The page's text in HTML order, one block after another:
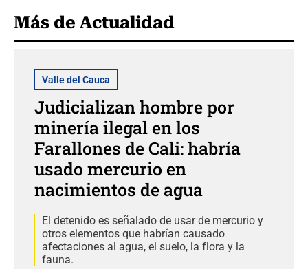
Más de Actualidad
Valle del Cauca
Judicializan hombre por
minería ilegal en los
Farallones de Cali: habría
usado mercurio en
nacimientos de agua
El detenido es señalado de usar de mercurio y
otros elementos que habrían causado
afectaciones al agua, el suelo, la flora y la
fauna.